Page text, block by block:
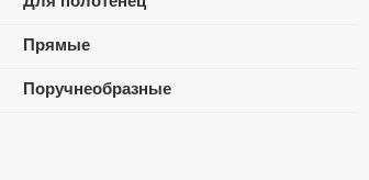
Прямые
Поручнеобразные